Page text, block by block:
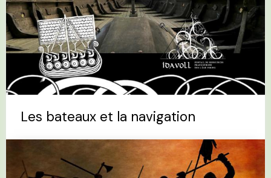
Les bateaux et la navigation